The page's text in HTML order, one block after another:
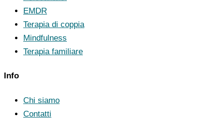
EMDR
Terapia di coppia
Mindfulness
Terapia familiare
Info
Chi siamo
Contatti